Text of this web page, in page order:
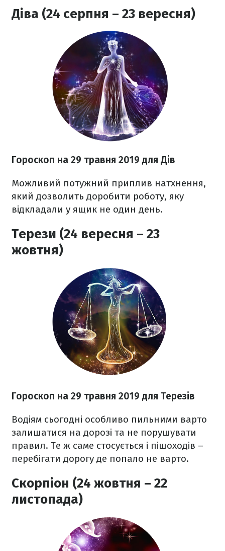
Діва (24 серпня – 23 вересня)
Гороскоп на 29 травня 2019 для Дів
Можливий потужний приплив натхнення,
який дозволить доробити роботу, яку
відкладали у ящик не один день.
Терези (24 вересня – 23
жовтня)
Гороскоп на 29 травня 2019 для Терезів
Водіям сьогодні особливо пильними варто
залишатися на дорозі та не порушувати
правил. Те ж саме стосується і пішоходів –
перебігати дорогу де попало не варто.
Скорпіон (24 жовтня – 22
листопада)